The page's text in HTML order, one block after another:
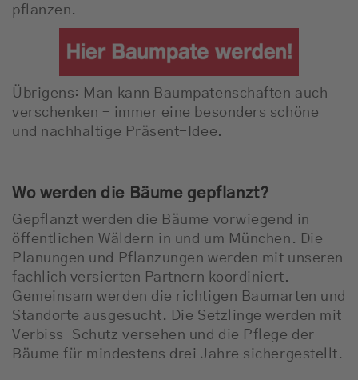
pflanzen.
Übrigens: Man kann Baumpatenschaften auch
verschenken – immer eine besonders schöne
und nachhaltige Präsent-Idee.
Wo werden die Bäume gepflanzt?
Gepflanzt werden die Bäume vorwiegend in
öffentlichen Wäldern in und um München. Die
Planungen und Pflanzungen werden mit unseren
fachlich versierten Partnern koordiniert.
Gemeinsam werden die richtigen Baumarten und
Standorte ausgesucht. Die Setzlinge werden mit
Verbiss-Schutz versehen und die Pflege der
Bäume für mindestens drei Jahre sichergestellt.